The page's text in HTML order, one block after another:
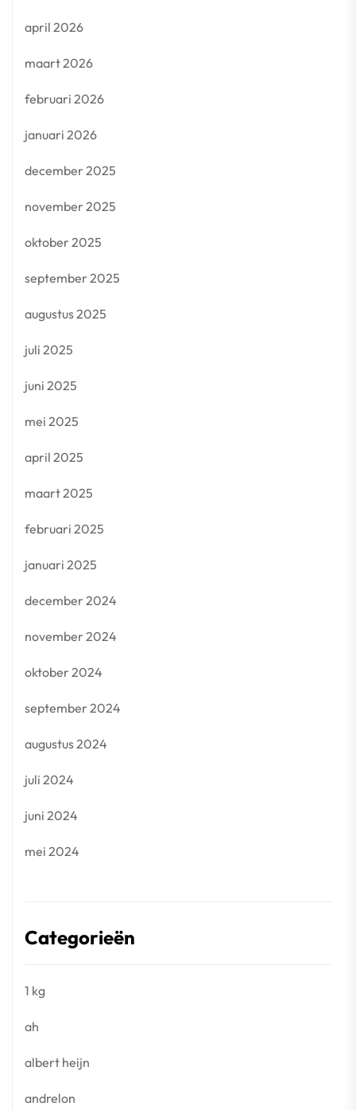
april 2026
maart 2026
februari 2026
januari 2026
december 2025
november 2025
oktober 2025
september 2025
augustus 2025
juli 2025
juni 2025
mei 2025
april 2025
maart 2025
februari 2025
januari 2025
december 2024
november 2024
oktober 2024
september 2024
augustus 2024
juli 2024
juni 2024
mei 2024
Categorieën
1 kg
ah
albert heijn
andrelon